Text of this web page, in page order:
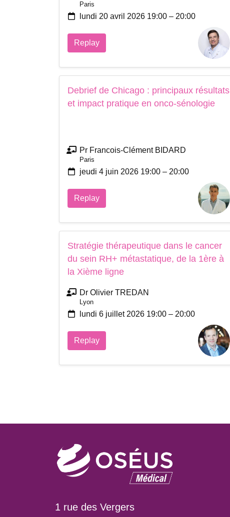
Paris
lundi 20 avril 2026 19:00 – 20:00
Replay
Debrief de Chicago : principaux résultats
et impact pratique en onco-sénologie
Pr Francois-Clément BIDARD
Paris
jeudi 4 juin 2026 19:00 – 20:00
Replay
Stratégie thérapeutique dans le cancer
du sein RH+ métastatique, de la 1ère à
la Xième ligne
Dr Olivier TREDAN
Lyon
lundi 6 juillet 2026 19:00 – 20:00
Replay
1 rue des Vergers